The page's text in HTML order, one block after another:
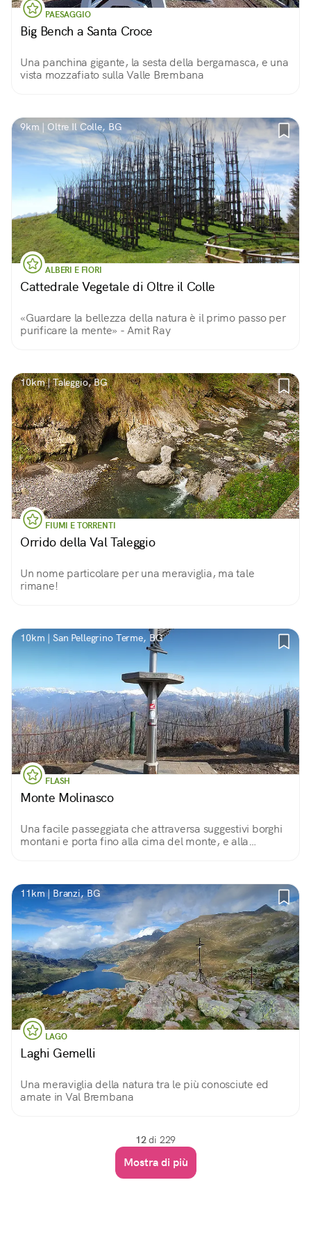
PAESAGGIO
Big Bench a Santa Croce
Una panchina gigante, la sesta della bergamasca, e una
vista mozzafiato sulla Valle Brembana
9km | Oltre Il Colle, BG
ALBERI E FIORI
Cattedrale Vegetale di Oltre il Colle
«Guardare la bellezza della natura è il primo passo per
purificare la mente» - Amit Ray
10km | Taleggio, BG
FIUMI E TORRENTI
Orrido della Val Taleggio
Un nome particolare per una meraviglia, ma tale
rimane!
10km | San Pellegrino Terme, BG
FLASH
Monte Molinasco
Una facile passeggiata che attraversa suggestivi borghi
montani e porta fino alla cima del monte, e alla
11km | Branzi, BG
LAGO
Laghi Gemelli
Una meraviglia della natura tra le più conosciute ed
amate in Val Brembana
12di 229
Mostra di più